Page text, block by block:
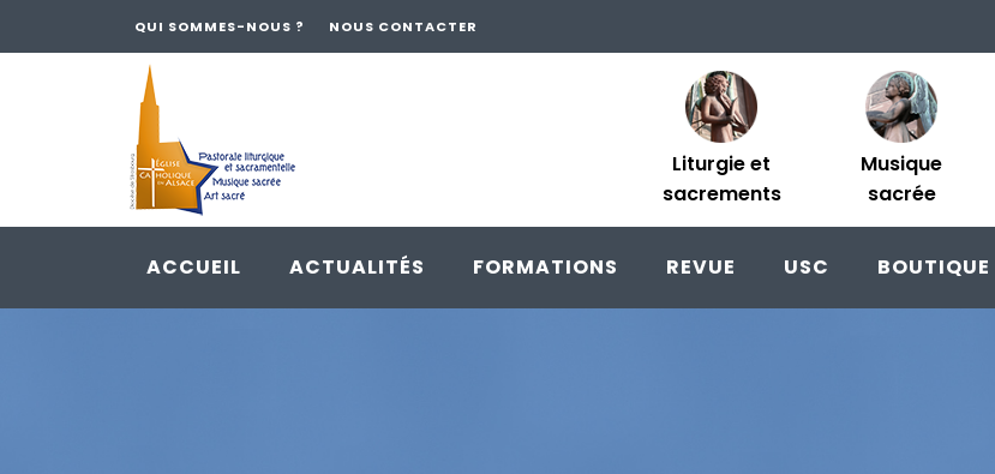
Skip
QUI SOMMES-NOUS ? NOUS CONTACTER
Liturgie et
sacrements
Musique
sacrée
ACCUEIL ACTUALITÉS FORMATIONS REVUE USC BOUTIQUE